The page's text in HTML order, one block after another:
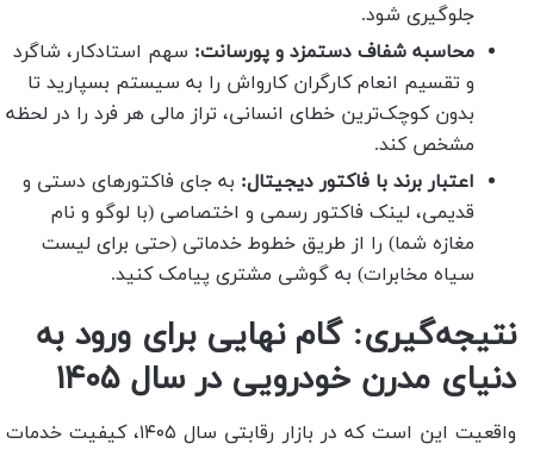
جلوگیری شود.
محاسبه شفاف دستمزد و پورسانت: سهم استادکار، شاگرد
و تقسیم انعام کارگران کارواش را به سیستم بسپارید تا
بدون کوچک‌ترین خطای انسانی، تراز مالی هر فرد را در لحظه
مشخص کند.
اعتبار برند با فاکتور دیجیتال: به جای فاکتورهای دستی و
قدیمی، لینک فاکتور رسمی و اختصاصی (با لوگو و نام
مغازه شما) را از طریق خطوط خدماتی (حتی برای لیست
سیاه مخابرات) به گوشی مشتری پیامک کنید.
نتیجه‌گیری: گام نهایی برای ورود به
دنیای مدرن خودرویی در سال ۱۴۰۵
واقعیت این است که در بازار رقابتی سال ۱۴۰۵، کیفیت خدمات